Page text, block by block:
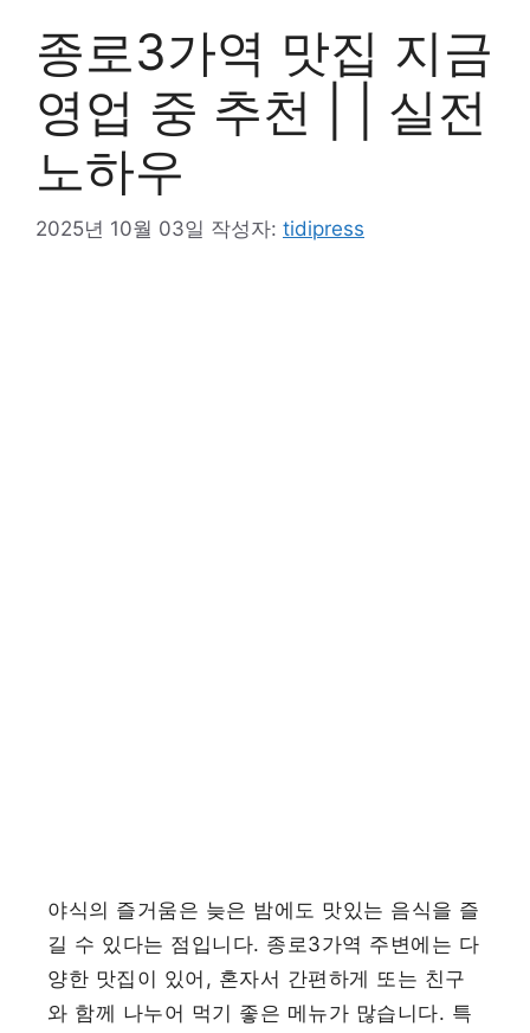
종로3가역 맛집 지금
영업 중 추천 | | 실전
노하우
2025년 10월 03일 작성자: tidipress
야식의 즐거움은 늦은 밤에도 맛있는 음식을 즐
길 수 있다는 점입니다. 종로3가역 주변에는 다
양한 맛집이 있어, 혼자서 간편하게 또는 친구
와 함께 나누어 먹기 좋은 메뉴가 많습니다. 특